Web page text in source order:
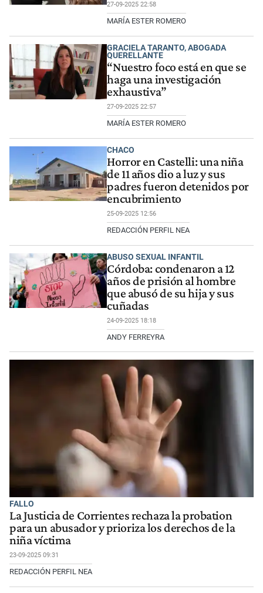
27-09-2025 22:58
MARÍA ESTER ROMERO
GRACIELA TARANTO, ABOGADA
QUERELLANTE
“Nuestro foco está en que se
haga una investigación
exhaustiva”
27-09-2025 22:57
MARÍA ESTER ROMERO
CHACO
Horror en Castelli: una niña
de 11 años dio a luz y sus
padres fueron detenidos por
encubrimiento
25-09-2025 12:56
REDACCIÓN PERFIL NEA
ABUSO SEXUAL INFANTIL
Córdoba: condenaron a 12
años de prisión al hombre
que abusó de su hija y sus
cuñadas
24-09-2025 18:18
ANDY FERREYRA
FALLO
La Justicia de Corrientes rechaza la probation
para un abusador y prioriza los derechos de la
niña víctima
23-09-2025 09:31
REDACCIÓN PERFIL NEA